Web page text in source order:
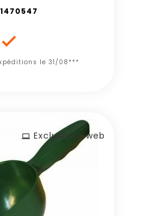
1470547

le 31/08***
Exclusivité web